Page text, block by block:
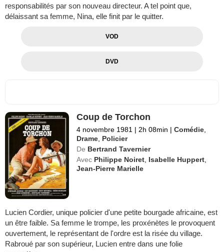
responsabilités par son nouveau directeur. A tel point que,
délaissant sa femme, Nina, elle finit par le quitter.
VOD
DVD
Coup de Torchon
4 novembre 1981 | 2h 08min | Comédie
Drame Policier
De Bertrand Tavernier
Avec Philippe Noiret Isabelle Huppert
Jean-Pierre Marielle
Lucien Cordier, unique policier d'une petite bourgade africaine, est
un être faible. Sa femme le trompe, les proxénètes le provoquent
ouvertement, le représentant de l'ordre est la risée du village.
Rabroué par son supérieur, Lucien entre dans une folie